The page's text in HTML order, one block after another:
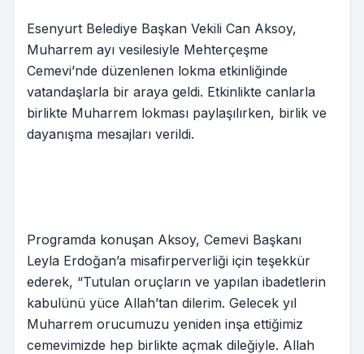
Esenyurt Belediye Başkan Vekili Can Aksoy,
Muharrem ayı vesilesiyle Mehterçeşme
Cemevi’nde düzenlenen lokma etkinliğinde
vatandaşlarla bir araya geldi. Etkinlikte canlarla
birlikte Muharrem lokması paylaşılırken, birlik ve
dayanışma mesajları verildi.
Programda konuşan Aksoy, Cemevi Başkanı
Leyla Erdoğan’a misafirperverliği için teşekkür
ederek, “Tutulan oruçların ve yapılan ibadetlerin
kabulünü yüce Allah’tan dilerim. Gelecek yıl
Muharrem orucumuzu yeniden inşa ettiğimiz
cemevimizde hep birlikte açmak dileğiyle. Allah